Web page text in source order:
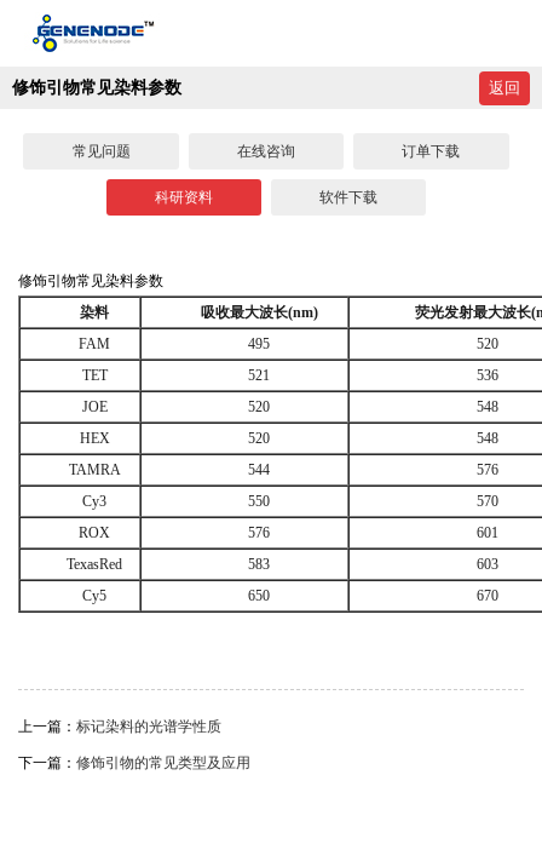
修饰引物常见染料参数 返回
常见问题 在线咨询 订单下载
科研资料 软件下载
修饰引物常见染料参数
染料
吸收最大波长(nm) 荧光发射最大波长
FAM
495
520
TET
521
536
JOE
520
548
HEX
520
548
TAMRA
544
576
Cy3
550
570
ROX
576
601
TexasRed
583
603
Cy5
650 670
上一篇： 标记染料的光谱学性质
下一篇： 修饰引物的常见类型及应用